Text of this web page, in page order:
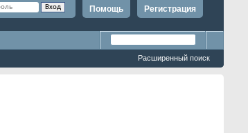
Регистрация
Помощь
Расширенный поиск